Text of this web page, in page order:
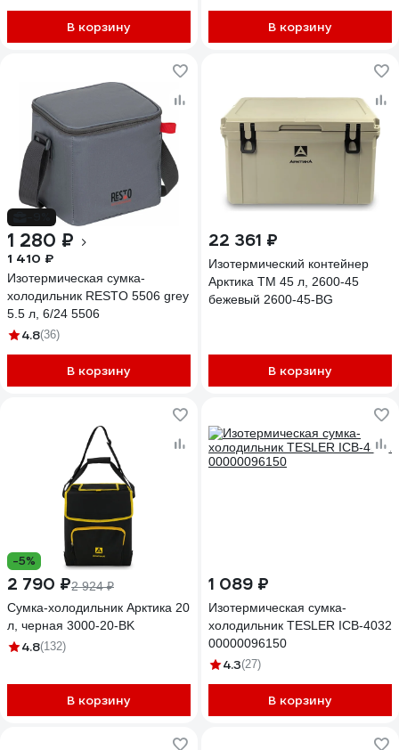
В корзину В корзину
1 280 ₽
1 410 ₽
Изотермическая сумка-
холодильник RESTO 5506 grey
5.5 л, 6/24 5506
4.8(36)
В корзину
22 361 ₽
Изотермический контейнер
Арктика ТМ 45 л, 2600-45
бежевый 2600-45-BG
В корзину
-5%
2 790 ₽2 924 ₽
Сумка-холодильник Арктика 20
л, черная 3000-20-BK
4.8(132)
В корзину
1 089 ₽
Изотермическая сумка-
холодильник TESLER ICB-4032
00000096150
4.3(27)
В корзину